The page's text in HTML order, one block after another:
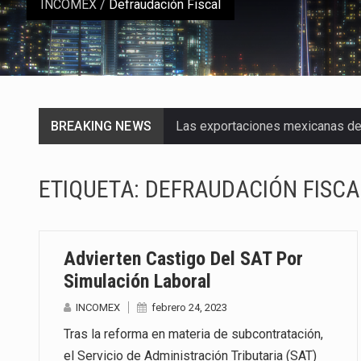
INCOMEX / Defraudación Fiscal
BREAKING NEWS Las exportaciones mexicanas
La Coalition for a Prosperous
Ante la suspensión temporal de
Los créditos fiscales
La industria automotriz
ETIQUETA: DEFRAUDACIÓN
Advierten Castigo Del SAT Por
Simulación Laboral
INCOMEX febrero 24, 2023
Tras la reforma en materia de subcontratación,
el Servicio de Administración Tributaria (SAT)